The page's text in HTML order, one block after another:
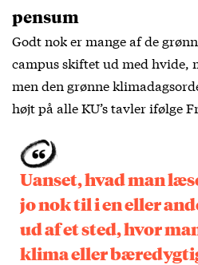
pensum
Godt nok er mange af de
campus skiftet ud med hvide,
men den grønne
højt på alle KU’s tavler ifølge
Uanset, hvad man
jo nok til i en eller
ud af et sted, hvor
klima eller